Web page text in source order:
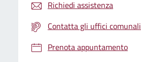
Richiedi assistenza
Contatta gli uffici comunali
Prenota appuntamento